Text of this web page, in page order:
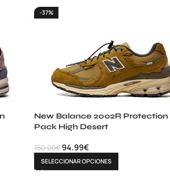
-37%
New Balance 2002R Protection
Pack High Desert
150.00€ 94.99€
SELECCIONAR OPCIONES